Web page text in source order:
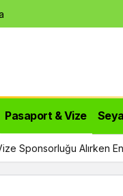
Pasaport & Vize
Sponsorluğu Alırken